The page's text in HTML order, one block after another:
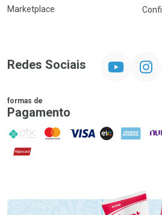
Marketplace
Redes Sociais
formas de
Pagamento
PIX MasterCard
VISA ELO AMEX
Hipercard
Promoção em